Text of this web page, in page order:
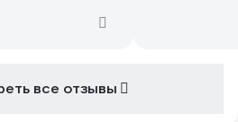
все отзывы